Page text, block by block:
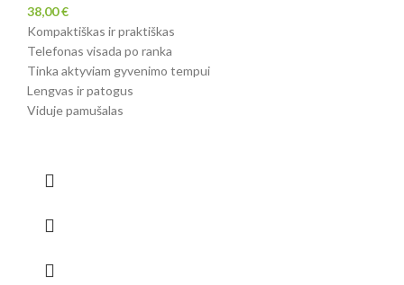
38,00€
Kompaktiškas ir praktiškas
Telefonas visada po ranka
Tinka aktyviam gyvenimo tempui
Lengvas ir patogus
Viduje pamušalas